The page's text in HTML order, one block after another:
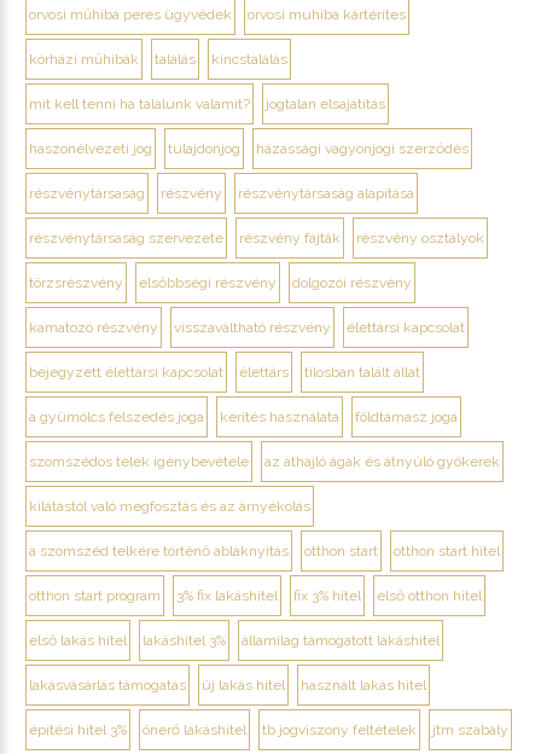
orvosi műhiba peres ügyvédek orvosi muhiba kártérítes
kórházi műhibák találás kincstalálás
mit kell tenni ha találunk valamit? jogtalan elsajátítás
haszonélvezeti jog tulajdonjog házassági vagyonjogi szerződés
részvénytársaság részvény részvénytársaság alapítása
részvénytársaság szervezete részvény fajták részvény osztályok
törzsrészvény elsőbbségi részvény dolgozói részvény
kamatozó részvény visszaváltható részvény élettársi kapcsolat
bejegyzett élettársi kapcsolat élettárs tilosban talált állat
a gyümölcs felszedés joga kerítés használata földtámasz joga
szomszédos telek igénybevétele az áthajló ágak és átnyúló gyökerek
kilátástól való megfosztás és az árnyékolás
a szomszéd telkére történő ablaknyitás otthon start otthon start hitel
otthon start program 3% fix lakáshitel fix 3% hitel első otthon hitel
első lakás hitel lakáshitel 3% államilag támogatott lakáshitel
lakásvásárlás támogatás új lakás hitel használt lakás hitel
építési hitel 3% önerő lakáshitel tb jogviszony feltételek jtm szabály